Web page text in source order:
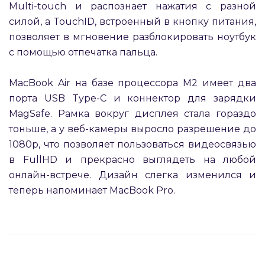
Multi-touch и распознает нажатия с разной
силой, а TouchID, встроенный в кнопку питания,
позволяет в мгновение разблокировать ноутбук
с помощью отпечатка пальца.
MacBook Air на базе процессора M2 имеет два
порта USB Type-C и коннектор для зарядки
MagSafe. Рамка вокруг дисплея стала гораздо
тоньше, а у веб-камеры выросло разрешение до
1080p, что позволяет пользоваться видеосвязью
в FullHD и прекрасно выглядеть на любой
онлайн-встрече. Дизайн слегка изменился и
теперь напоминает MacBook Pro.